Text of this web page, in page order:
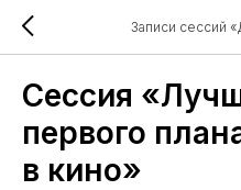
Записи сессий
Сессия
первого
в кино»